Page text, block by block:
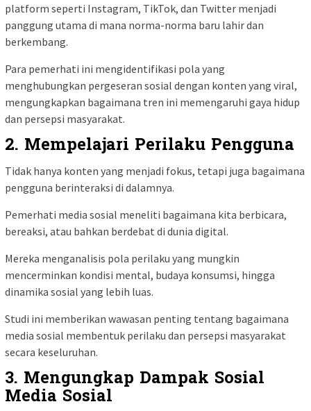
platform seperti Instagram, TikTok, dan Twitter menjadi
panggung utama di mana norma-norma baru lahir dan
berkembang.
Para pemerhati ini mengidentifikasi pola yang
menghubungkan pergeseran sosial dengan konten yang viral,
mengungkapkan bagaimana tren ini memengaruhi gaya hidup
dan persepsi masyarakat.
2. Mempelajari Perilaku Pengguna
Tidak hanya konten yang menjadi fokus, tetapi juga bagaimana
pengguna berinteraksi di dalamnya.
Pemerhati media sosial meneliti bagaimana kita berbicara,
bereaksi, atau bahkan berdebat di dunia digital.
Mereka menganalisis pola perilaku yang mungkin
mencerminkan kondisi mental, budaya konsumsi, hingga
dinamika sosial yang lebih luas.
Studi ini memberikan wawasan penting tentang bagaimana
media sosial membentuk perilaku dan persepsi masyarakat
secara keseluruhan.
3. Mengungkap Dampak Sosial
Media Sosial